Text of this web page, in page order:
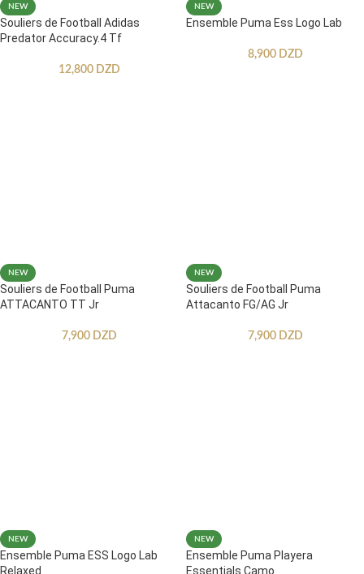
NEW
Souliers de Football Adidas
Predator Accuracy.4 Tf
12,800 DZD
NEW
Ensemble Puma Ess Logo Lab
8,900 DZD
NEW
Souliers de Football Puma
ATTACANTO TT Jr
7,900 DZD
NEW
Souliers de Football Puma
Attacanto FG/AG Jr
7,900 DZD
NEW
Ensemble Puma ESS Logo Lab
Relaxed
NEW
Ensemble Puma Playera
Essentials Camo